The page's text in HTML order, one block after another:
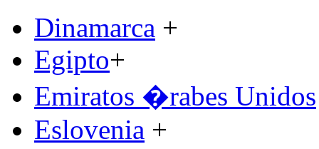
Dinamarca +
Egipto+
Emiratos �rabes Unidos
Eslovenia +